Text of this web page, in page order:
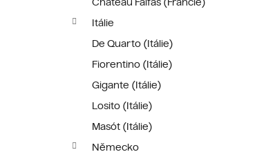
Itálie
De Quarto (Itálie)
Fiorentino (Itálie)
Gigante (Itálie)
Losito (Itálie)
Masót (Itálie)
Německo